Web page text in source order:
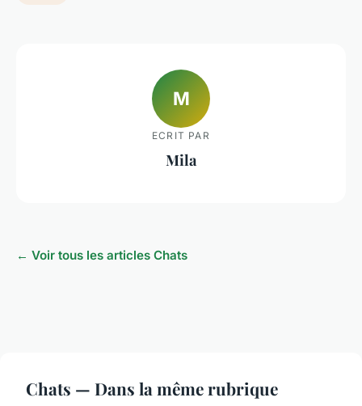
M
ECRIT PAR
Mila
← Voir tous les articles Chats
Chats — Dans la même rubrique